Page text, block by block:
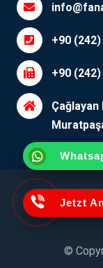
Jetzt
+90
+90
Çağlayan
©
Erläuterungstext